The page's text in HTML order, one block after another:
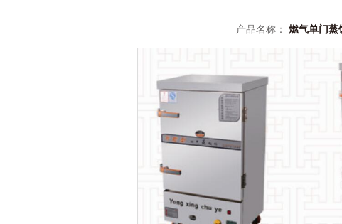
产品名称：
燃气单门蒸